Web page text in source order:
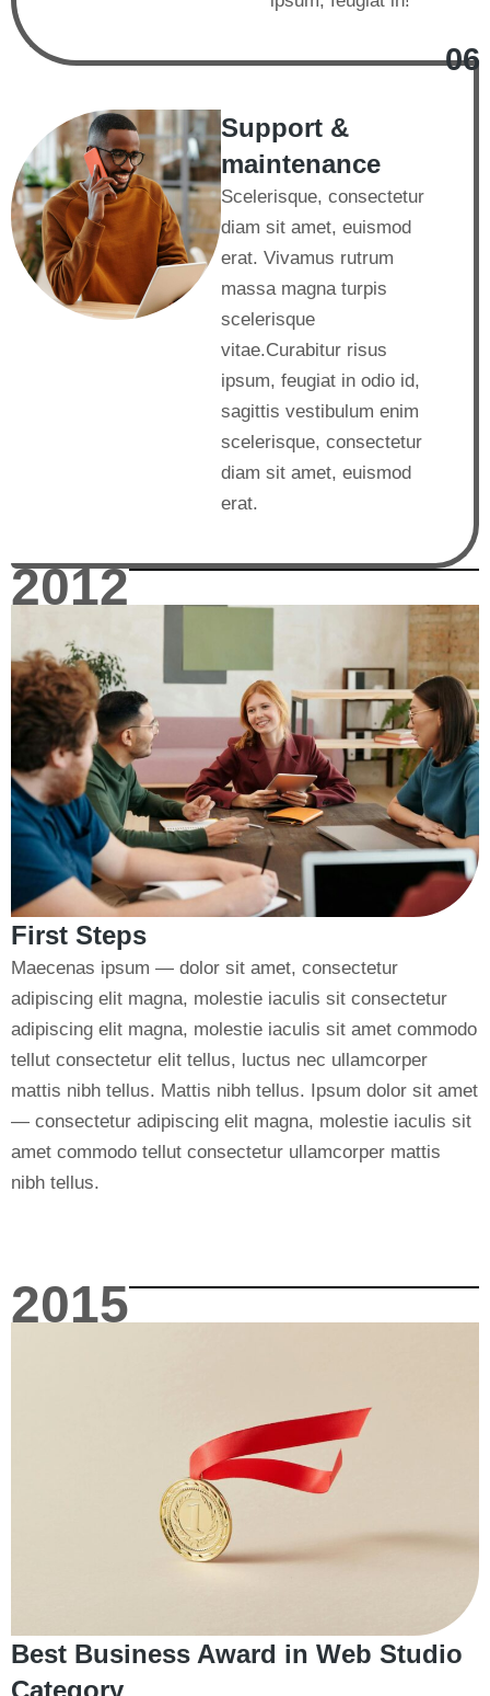
06
Support &
maintenance
Scelerisque, consectetur
diam sit amet, euismod
erat. Vivamus rutrum
massa magna turpis
scelerisque
vitae.Curabitur risus
ipsum, feugiat in odio id,
sagittis vestibulum enim
scelerisque, consectetur
diam sit amet, euismod
erat.
2012
First Steps
Maecenas ipsum — dolor sit amet, consectetur
adipiscing elit magna, molestie iaculis sit consectetur
adipiscing elit magna, molestie iaculis sit amet commodo
tellut consectetur elit tellus, luctus nec ullamcorper
mattis nibh tellus. Mattis nibh tellus. Ipsum dolor sit amet
— consectetur adipiscing elit magna, molestie iaculis sit
amet commodo tellut consectetur ullamcorper mattis
nibh tellus.
2015
Best Business Award in Web Studio
Category